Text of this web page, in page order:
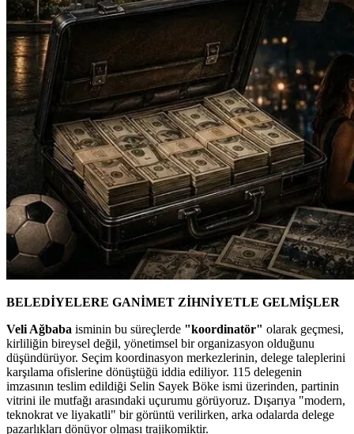
BELEDİYELERE GANİMET ZİHNİYETLE GELMİŞLER
Veli Ağbaba isminin bu süreçlerde "koordinatör" olarak geçmesi,
kirliliğin bireysel değil, yönetimsel bir organizasyon olduğunu
düşündürüyor. Seçim koordinasyon merkezlerinin, delege taleplerini
karşılama ofislerine dönüştüğü iddia ediliyor. 115 delegenin
imzasının teslim edildiği Selin Sayek Böke ismi üzerinden, partinin
vitrini ile mutfağı arasındaki uçurumu görüyoruz. Dışarıya "modern,
teknokrat ve liyakatli" bir görüntü verilirken, arka odalarda delege
pazarlıkları dönüyor olması trajikomiktir.